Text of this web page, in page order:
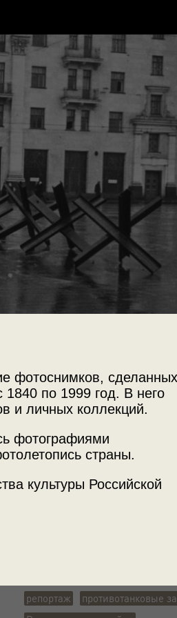
фотоснимков, сделанных
1840 по 1999 год. В него
и личных коллекций.
фотографиями
страны.
культуры Российской
Источник
Место съемки
репортаж
противотанковые